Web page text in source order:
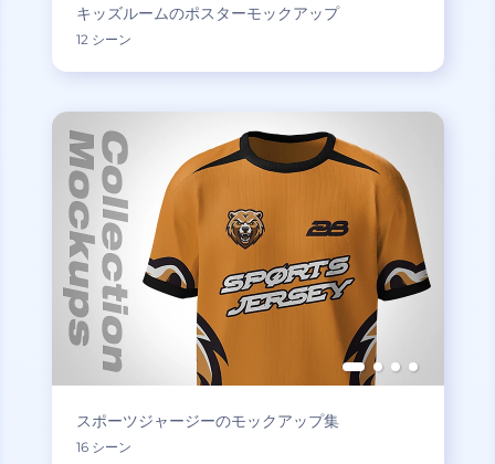
キッズルームのポスターモックアップ
12 シーン
スポーツジャージーのモックアップ集
16 シーン